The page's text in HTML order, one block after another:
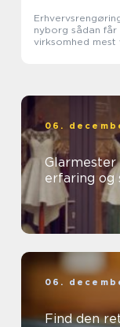
nyborg sådan får din
virksomhed
06.
Glarmester
erfaring og
06.
Find den